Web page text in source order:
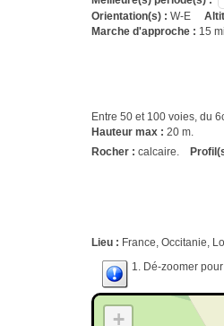
Orientation(s) : W-E
Marche d'approche : 15
Entre 50 et 100 voies, du
Hauteur max : 20 m.
Rocher : calcaire.
Lieu : France, Occitanie,
1. Dé-zoomer
+